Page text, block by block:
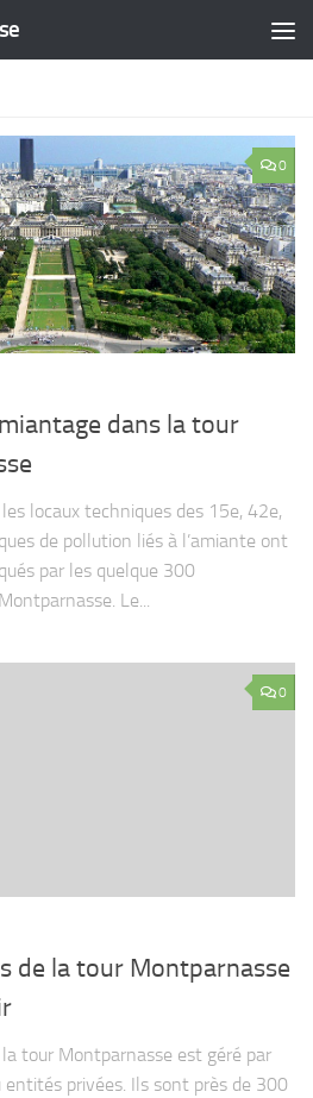
0
dans la tour
locaux techniques des 15e, 42e,
de pollution liés à l’amiante ont
par les quelque 300
Le...
0
de la tour Montparnasse
tour Montparnasse est géré par
privées. Ils sont près de 300